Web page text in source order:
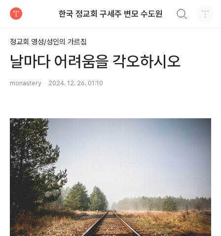
한국 정교회 구세주 변모 수도원
정교회 영성/성인의 가르침
날마다 어려움을 각오하시오
monastery 2024. 12. 26. 01:10